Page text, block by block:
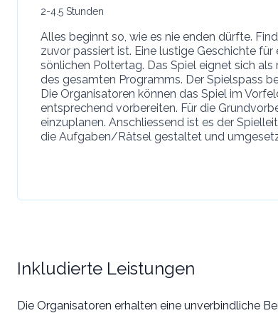
2-4.5 Stunden
Alles beginnt so, wie es nie enden dürfte.
zuvor passiert ist. Eine lustige Geschichte
sönlichen Poltertag. Das Spiel eignet sich
des gesamten Programms. Der Spielspass
Die Organisatoren können das Spiel im
entsprechend vorbereiten. Für die
einzuplanen. Anschliessend ist es der
die Aufgaben/Rätsel gestaltet und
Inkludierte Leistungen
Die Organisatoren erhalten eine unverbindliche